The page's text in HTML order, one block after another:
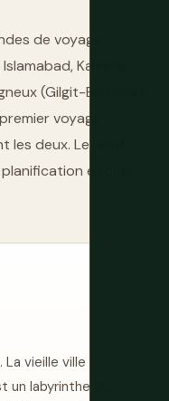
de voyage
Karachi,
(Gilgit-Baltistan,
voyage
deux. Le nord
et plus
La vieille ville
labyrinthe de